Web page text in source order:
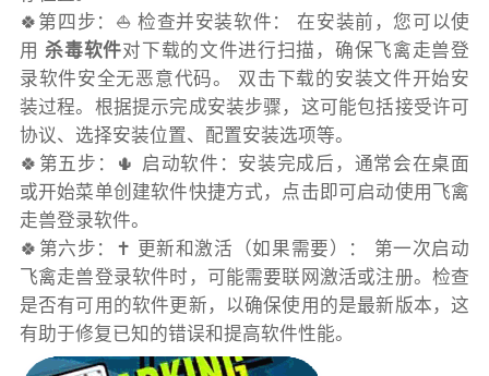
🍀第四步：⛵️ 检查并安装软件： 在安装前，您可以使
用杀毒软件对下载的文件进行扫描，确保飞禽走兽登
录软件安全无恶意代码。 双击下载的安装文件开始安
装过程。根据提示完成安装步骤，这可能包括接受许可
协议、选择安装位置、配置安装选项等。
🍀第五步：🌵 启动软件：安装完成后，通常会在桌面
或开始菜单创建软件快捷方式，点击即可启动使用飞禽
走兽登录软件。
🍀第六步：✝️ 更新和激活（如果需要）： 第一次启动
飞禽走兽登录软件时，可能需要联网激活或注册。检查
是否有可用的软件更新，以确保使用的是最新版本，这
有助于修复已知的错误和提高软件性能。